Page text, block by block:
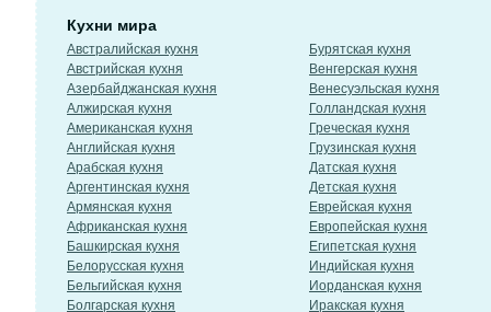
Кухни мира
Австралийская кухня
Австрийская кухня
Азербайджанская кухня
Алжирская кухня
Американская кухня
Английская кухня
Арабская кухня
Аргентинская кухня
Армянская кухня
Африканская кухня
Башкирская кухня
Белорусская кухня
Бельгийская кухня
Болгарская кухня
Бурятская кухня
Венгерская кухня
Венесуэльская кухня
Голландская кухня
Греческая кухня
Грузинская кухня
Датская кухня
Детская кухня
Еврейская кухня
Европейская кухня
Египетская кухня
Индийская кухня
Иорданская кухня
Иракская кухня